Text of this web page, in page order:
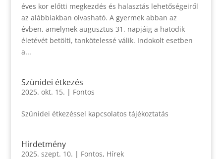
éves kor előtti megkezdés és halasztás lehetőségeiről
az alábbiakban olvasható. A gyermek abban az
évben, amelynek augusztus 31. napjáig a hatodik
életévét betölti, tankötelessé válik. Indokolt esetben
a...
Szünidei étkezés
2025. okt. 15. | Fontos
Szünidei étkezéssel kapcsolatos tájékoztatás
Hirdetmény
2025. szept. 10. | Fontos, Hírek